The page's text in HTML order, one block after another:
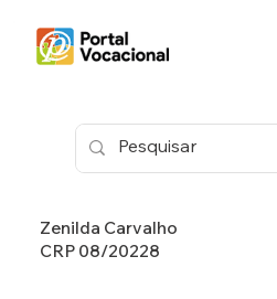
Zenilda Carvalho
CRP 08/20228